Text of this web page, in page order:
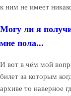
к ним не имеет
Могу ли я
мне пола...
И вот в чём мой
билет за которым
архиве то наверное